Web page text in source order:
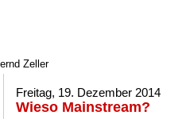
Zeller
Freitag, 19. Dezember 2014
Wieso Mainstream?